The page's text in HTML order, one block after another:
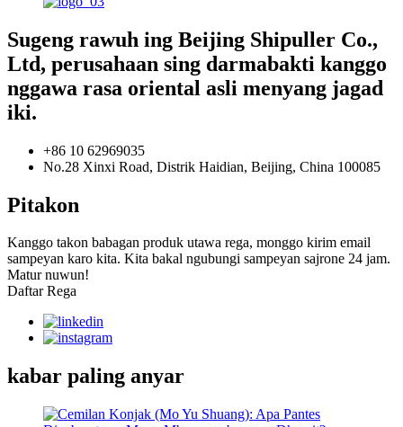
Sugeng rawuh ing Beijing Shipuller Co.,
Ltd, perusahaan sing darmabakti kanggo
nggawa rasa oriental asli menyang jagad
iki.
+86 10 62969035
No.28 Xinxi Road, Distrik Haidian, Beijing, China 100085
Pitakon
Kanggo takon babagan produk utawa rega, monggo kirim email
sampeyan karo kita. Kita bakal ngubungi sampeyan sajrone 24 jam.
Matur nuwun!
Daftar Rega
kabar paling anyar